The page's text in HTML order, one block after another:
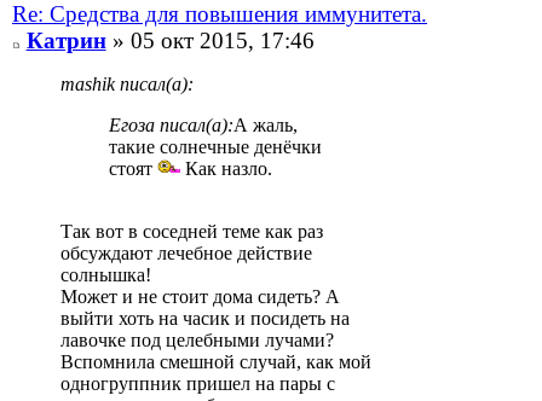
Re: Средства для повышения иммунитета.
Катрин» 05 окт 2015, 17:46
mashik писал(а):
Егоза писал(а):А жаль,
такие солнечные денёчки
стоят
Как назло.
Так вот в соседней теме как раз
обсуждают лечебное действие
солнышка!
Может и не стоит дома сидеть? А
выйти хоть на часик и посидеть на
лавочке под целебными лучами?
Вспомнила смешной случай, как мой
одногруппник пришел на пары с